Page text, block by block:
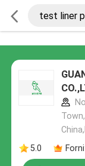
5.0